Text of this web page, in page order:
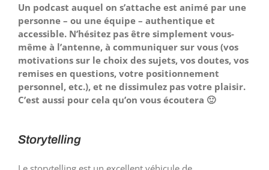
Un podcast auquel on s’attache est animé par une
personne – ou une équipe – authentique et
accessible. N’hésitez pas être simplement vous-
même à l’antenne, à communiquer sur vous (vos
motivations sur le choix des sujets, vos doutes, vos
remises en questions, votre positionnement
personnel, etc.), et ne dissimulez pas votre plaisir.
C’est aussi pour cela qu’on vous écoutera 🙂
Storytelling